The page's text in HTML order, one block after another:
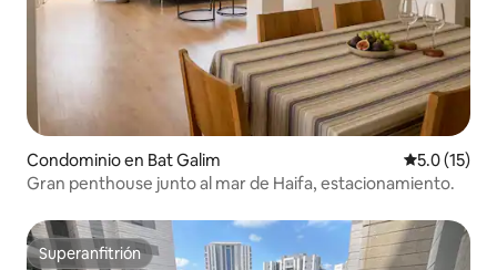
Condominio en Bat Galim Calificación
5.0 (15)
Gran penthouse junto al mar de Haifa, estacionamiento.
Superanfitrión
Superanfitrión